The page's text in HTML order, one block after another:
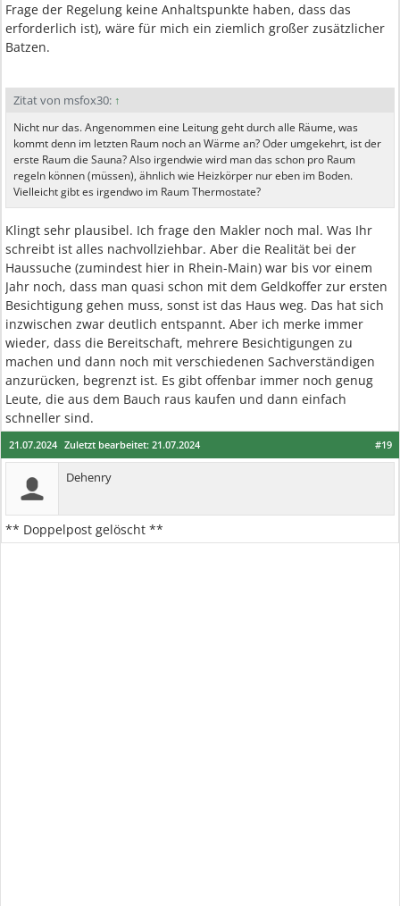
Frage der Regelung keine Anhaltspunkte haben, dass das
erforderlich ist), wäre für mich ein ziemlich großer zusätzlicher
Batzen.
Zitat von msfox30: ↑
Nicht nur das. Angenommen eine Leitung geht durch alle Räume, was
kommt denn im letzten Raum noch an Wärme an? Oder umgekehrt, ist der
erste Raum die Sauna? Also irgendwie wird man das schon pro Raum
regeln können (müssen), ähnlich wie Heizkörper nur eben im Boden.
Vielleicht gibt es irgendwo im Raum Thermostate?
Klingt sehr plausibel. Ich frage den Makler noch mal. Was Ihr
schreibt ist alles nachvollziehbar. Aber die Realität bei der
Haussuche (zumindest hier in Rhein-Main) war bis vor einem
Jahr noch, dass man quasi schon mit dem Geldkoffer zur ersten
Besichtigung gehen muss, sonst ist das Haus weg. Das hat sich
inzwischen zwar deutlich entspannt. Aber ich merke immer
wieder, dass die Bereitschaft, mehrere Besichtigungen zu
machen und dann noch mit verschiedenen Sachverständigen
anzurücken, begrenzt ist. Es gibt offenbar immer noch genug
Leute, die aus dem Bauch raus kaufen und dann einfach
schneller sind.
#19
21.07.2024 Zuletzt bearbeitet: 21.07.2024
Dehenry
** Doppelpost gelöscht **